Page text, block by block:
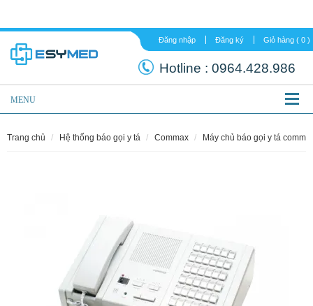
Đăng nhập Đăng ký
Hotline :
MENU
trang chủ hệ thống báo gọi y tá commax máy chủ báo gọi y tá